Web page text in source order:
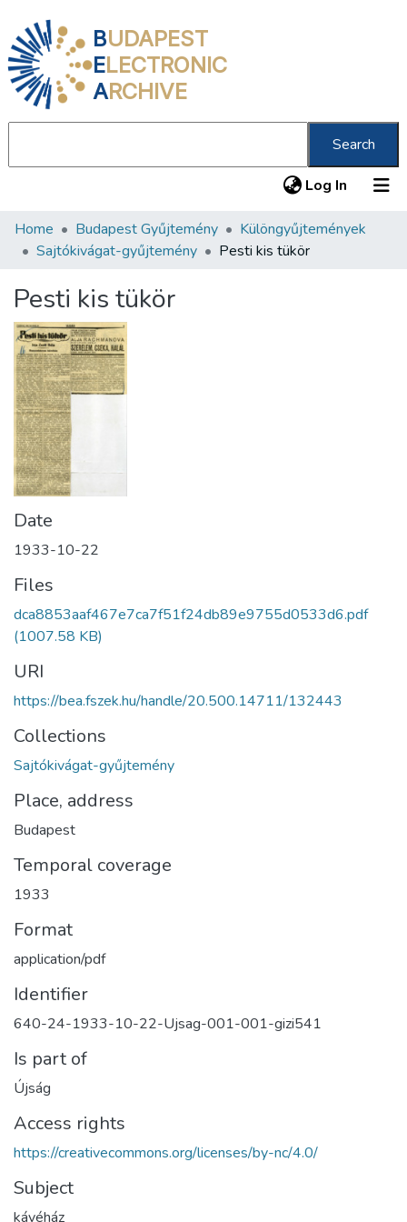
BUDAPEST
ELECTRONIC
ARCHIVE
Search
Log In (current)
Communities & Collections
Statistics
About us
Home Budapest Gyűjtemény
Különgyűjtemények
Sajtókivágat-gyűjtemény
Pesti kis tükör
Pesti kis tükör
Date
1933-10-22
Files
dca8853aaf467e7ca7f51f24db89e9755d0533d6.pdf
(1007.58 KB)
URI
https://bea.fszek.hu/handle/20.500.14711/132443
Collections
Sajtókivágat-gyűjtemény
Place, address
Budapest
Temporal coverage
1933
Format
application/pdf
Identifier
640-24-1933-10-22-Ujsag-001-001-gizi541
Is part of
Újság
Access rights
https://creativecommons.org/licenses/by-nc/4.0/
Subject
kávéház